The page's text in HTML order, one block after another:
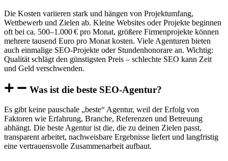
Die Kosten variieren stark und hängen von Projektumfang,
Wettbewerb und Zielen ab. Kleine Websites oder Projekte beginnen
oft bei ca. 500–1.000 € pro Monat, größere Firmenprojekte können
mehrere tausend Euro pro Monat kosten. Viele Agenturen bieten
auch einmalige SEO-Projekte oder Stundenhonorare an. Wichtig:
Qualität schlägt den günstigsten Preis – schlechte SEO kann Zeit
und Geld verschwenden.
Was ist die beste SEO-Agentur?
Es gibt keine pauschale „beste“ Agentur, weil der Erfolg von
Faktoren wie Erfahrung, Branche, Referenzen und Betreuung
abhängt. Die beste Agentur ist die, die zu deinen Zielen passt,
transparent arbeitet, nachweisbare Ergebnisse liefert und langfristig
eine vertrauensvolle Zusammenarbeit aufbaut.